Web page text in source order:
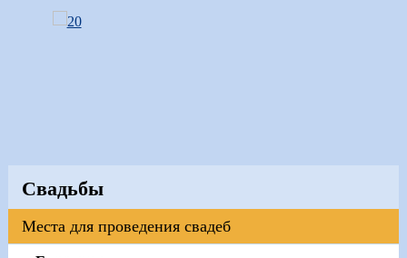
Свадьбы
Места для проведения свадеб